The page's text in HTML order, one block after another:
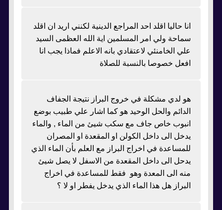
انا حاليا اقلد احد المراجع الدينية لكنني اريد ان اقلد
سماحة ولي امر المسلمين اية الله العظمى السيد
علي الخامنئي لاعتقادي بانه الاعلم فماذا يجب انا
افعل خصوصا بالنسبة للصلاة
هو لدي مشكلة في خروج البراز نتيجة الجفاف
الدائم والحل الوحيد هو كما اشار علي طبيب بوضع
انبوب خاص جاف مع سكب شيئ من الماء , والماء
يدخل الى داخل الكولن او المقعدة او المصران
للمساعدة في اخراج البراز مع العلم بأن الماء الذي
يدحل الى داخل المقعدة من الاسفل لا يصل شيئ
منه الى المعدة وهو فقط للمساعدة في اخراج
البراز هل هذا الماء الذي يدخل يفطر او لا ؟